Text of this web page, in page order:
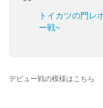
トイカツの門レ
ー戦~
デビュー戦の模様はこちら